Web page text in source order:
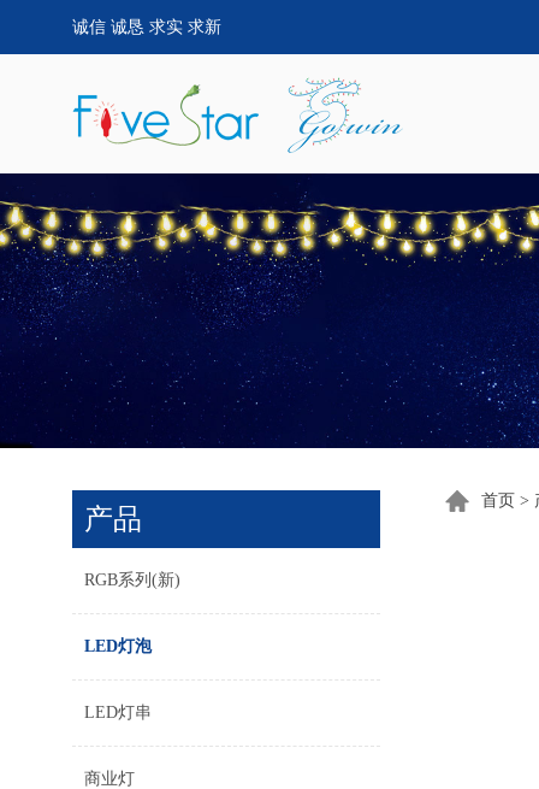
诚信 诚恳 求实 求新
产品
RGB系列(新)
LED灯泡
LED灯串
商业灯
首页 >